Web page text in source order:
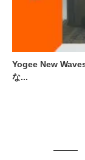
Yogee New
な...